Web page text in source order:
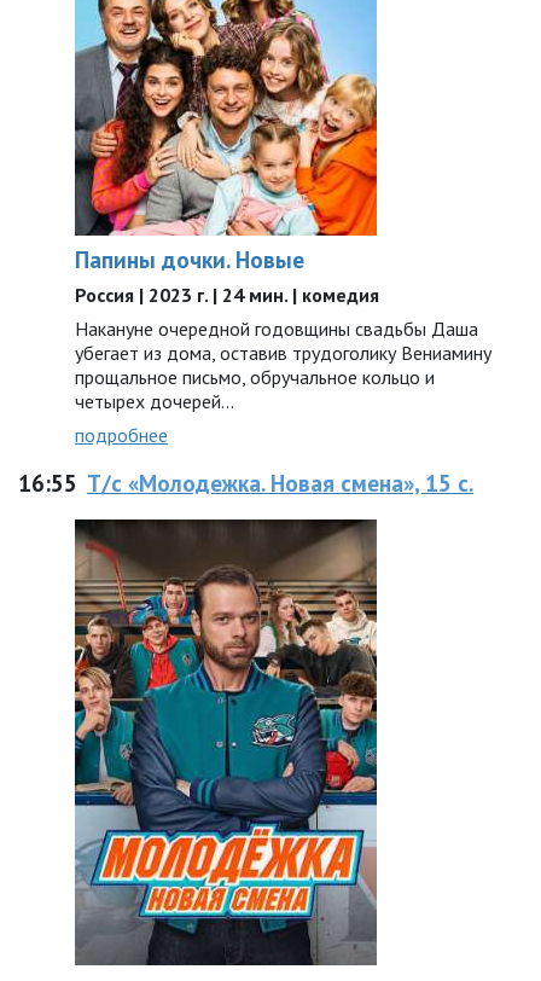
Папины дочки. Новые
Россия | 2023 г. | 24 мин. | комедия
Накануне очередной годовщины свадьбы Даша
убегает из дома, оставив трудоголику Вениамину
прощальное письмо, обручальное кольцо и
четырех дочерей...
подробнее
16:55 Т/с «Молодежка. Новая смена», 15 с.